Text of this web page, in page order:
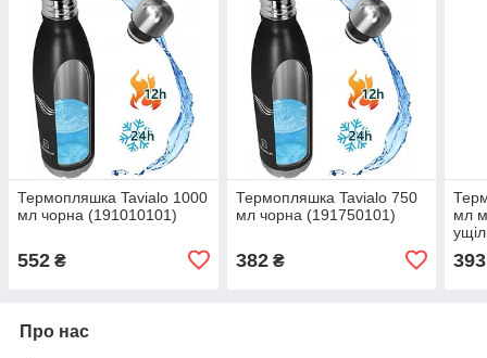
Термопляшка Tavialo 1000
мл чорна (191010101)
552 ₴
Термопляшка Tavialo 750
мл чорна (191750101)
382₴
мл
393
Про нас